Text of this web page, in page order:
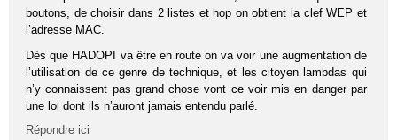
boutons, de choisir dans 2 listes et hop on obtient la clef WEP et
l’adresse MAC.
Dès que HADOPI va être en route on va voir une augmentation de
l’utilisation de ce genre de technique, et les citoyen lambdas qui
n’y connaissent pas grand chose vont ce voir mis en danger par
une loi dont ils n’auront jamais entendu parlé.
Répondre ici